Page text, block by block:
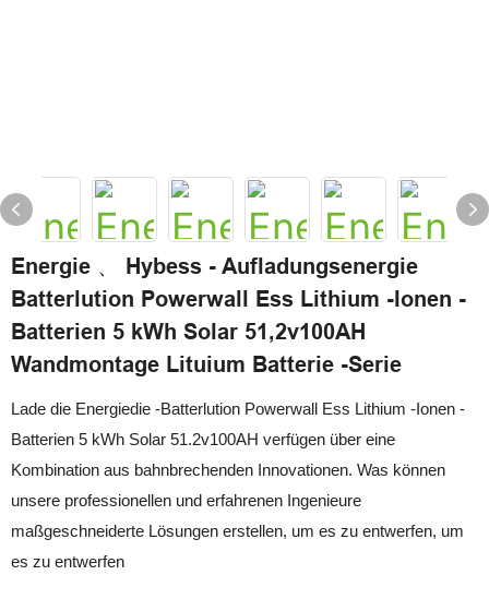
Energie 、 Hybess - Aufladungsenergie
Batterlution Powerwall Ess Lithium -Ionen -
Batterien 5 kWh Solar 51,2v100AH ​​
Wandmontage Lituium Batterie -Serie
Lade die Energiedie -Batterlution Powerwall Ess Lithium -Ionen -
Batterien 5 kWh Solar 51.2v100AH ​​verfügen über eine
Kombination aus bahnbrechenden Innovationen. Was können
unsere professionellen und erfahrenen Ingenieure
maßgeschneiderte Lösungen erstellen, um es zu entwerfen, um
es zu entwerfen